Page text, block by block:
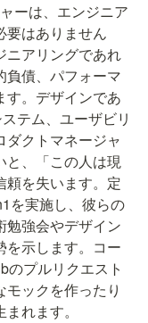
ーは、エンジニア
要はありません
ニアリングであれ
負債、パフォーマ
す。デザインであ
テム、ユーザビリ
ダクトマネージャ
と、「この人は現
頼を失います。定
を実施し、彼らの
勉強会やデザイン
を示します。コー
のプルリクエスト
ックを作ったり
れます。